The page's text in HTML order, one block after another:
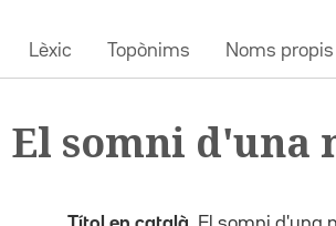
Lèxic Topònims Noms propis
El somni d'una